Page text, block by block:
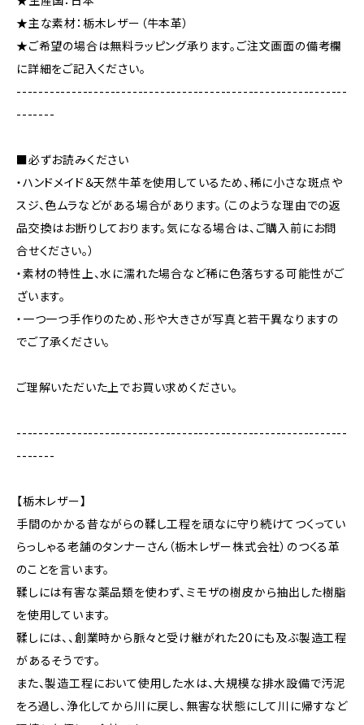
★主な素材：栃木レザー（牛本革）
★ご希望の場合は無料ラッピング承ります。ご注文画面の備考欄
に詳細をご記入ください。
------------------------------------------------------------
-------
■必ずお読みください
・ハンドメイド＆天然牛革を使用しているため、稀に小さな斑点や
スジ、色ムラなどがある場合があります。（このような理由での返
品交換はお断りしております。気になる場合は、ご購入前にお問
合せください。）
・素材の特性上、水に濡れた場合など稀に色落ちする可能性がご
ざいます。
・一つ一つ手作りのため、形や大きさが写真と若干異なりますの
でご了承ください。
ご理解いただいた上でお買い求めください。
------------------------------------------------------------
-------
【栃木レザー】
手間のかかる昔ながらの鞣し工程を頑なに守り続けてつくってい
らっしゃる老舗のタンナーさん（栃木レザー株式会社）のつくる革
のことを言います。
鞣しには有害な薬品類を使わず、ミモザの樹皮から抽出した樹脂
を使用しています。
鞣しには、、創業時から脈々と受け継がれた20にも及ぶ製造工程
があるそうです。
また、製造工程において使用した水は、大規模な排水設備で汚泥
をろ過し、浄化してから川に戻し、無害な状態にして川に帰すなど